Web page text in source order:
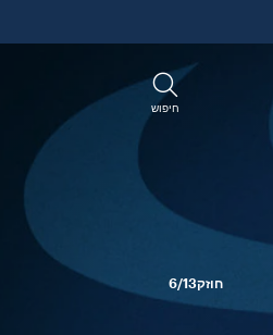
חיפוש
חוזק6/13